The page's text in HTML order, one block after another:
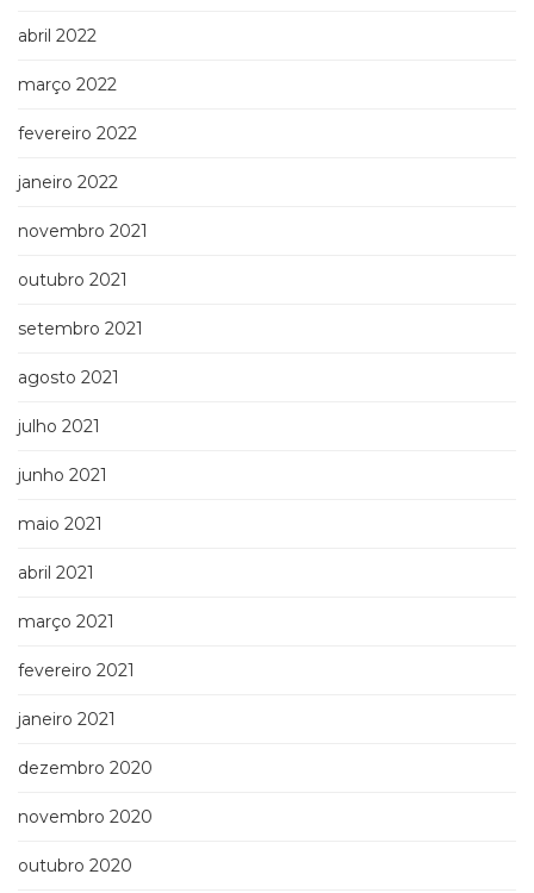
abril 2022
março 2022
fevereiro 2022
janeiro 2022
novembro 2021
outubro 2021
setembro 2021
agosto 2021
julho 2021
junho 2021
maio 2021
abril 2021
março 2021
fevereiro 2021
janeiro 2021
dezembro 2020
novembro 2020
outubro 2020